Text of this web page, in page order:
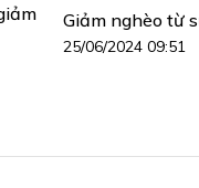
Giảm nghèo từ
25/06/2024 09:51